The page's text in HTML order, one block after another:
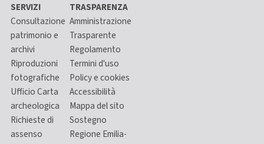
SERVIZI
Consultazione
patrimonio e
archivi
Riproduzioni
fotografiche
Ufficio Carta
archeologica
Richieste di
assenso
TRASPARENZA
Amministrazione
Trasparente
Regolamento
Termini d'uso
Policy e cookies
Accessibilità
Mappa del sito
Sostegno
Regione Emilia-